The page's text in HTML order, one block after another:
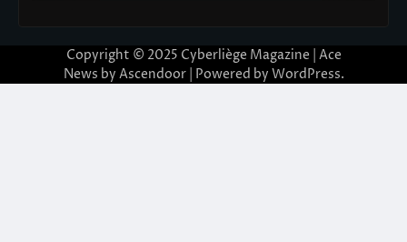
Copyright © 2025 Cyberliège Magazine | Ace
News by Ascendoor| Powered by WordPress.